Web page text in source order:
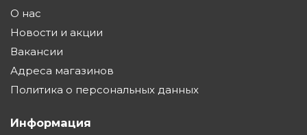
О нас
Новости и акции
Вакансии
Адреса магазинов
Политика о персональных данных
Информация